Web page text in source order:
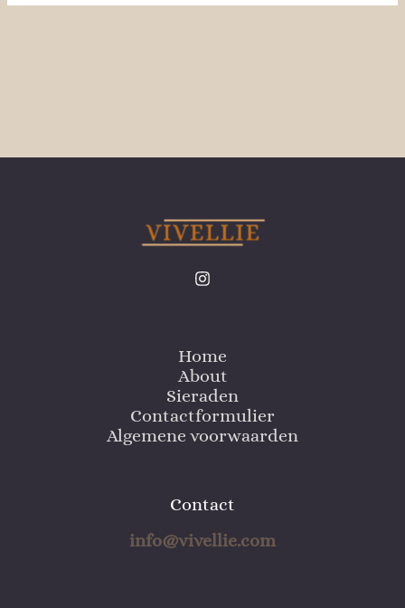
Home
About
Sieraden
Contactformulier
Algemene voorwaarden
Contact
info@vivellie.com